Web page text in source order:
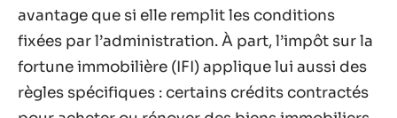
avantage que si elle remplit les conditions
fixées par l’administration. À part, l’impôt sur la
fortune immobilière (IFI) applique lui aussi des
règles spécifiques : certains crédits contractés